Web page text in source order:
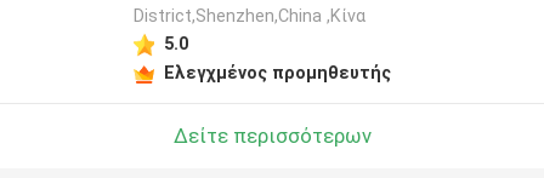
District,Shenzhen,China ,Κίνα
5.0
Ελεγχμένος προμηθευτής
Δείτε περισσότερων